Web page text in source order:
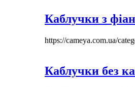
Каблучки з
https://cameya.com.ua/
Каблучки без